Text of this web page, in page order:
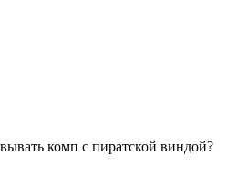
комп с пиратской виндой?